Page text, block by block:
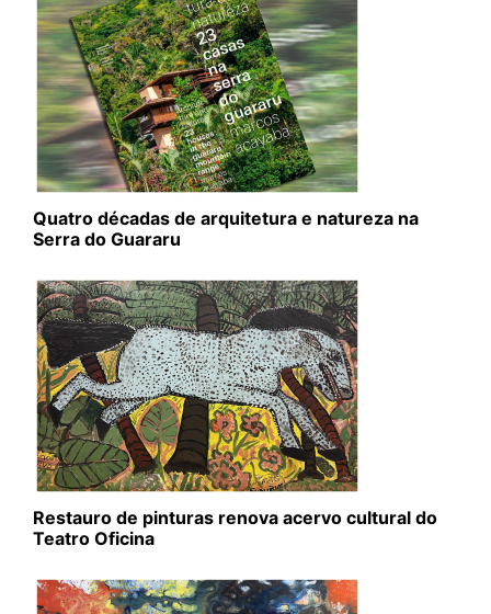
Quatro décadas de arquitetura e natureza na
Serra do Guararu
Restauro de pinturas renova acervo cultural do
Teatro Oficina